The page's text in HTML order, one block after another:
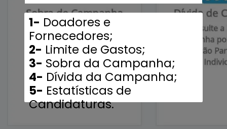
1- Doadores e
2-
3-
4-
5- Estatísticas de
Candidaturas.